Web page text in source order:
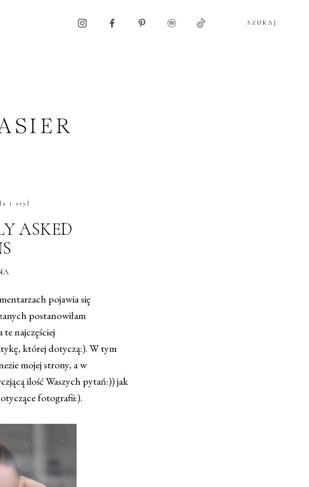
i styl
ASKED
pojawia się
postanowiłam
najczęściej
której dotyczą:). W tym
mojej strony, a w
ilość Waszych pytań:)) jak
fotografii:).